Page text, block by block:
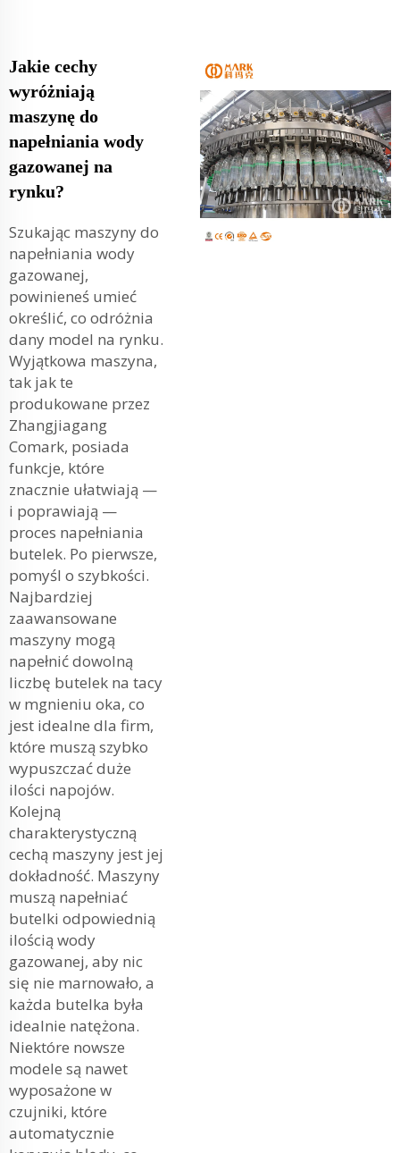
Jakie cechy
wyróżniają
maszynę do
napełniania wody
gazowanej na
rynku?
Szukając maszyny do
napełniania wody
gazowanej,
powinieneś umieć
określić, co odróżnia
dany model na rynku.
Wyjątkowa maszyna,
tak jak te
produkowane przez
Zhangjiagang
Comark, posiada
funkcje, które
znacznie ułatwiają —
i poprawiają —
proces napełniania
butelek. Po pierwsze,
pomyśl o szybkości.
Najbardziej
zaawansowane
maszyny mogą
napełnić dowolną
liczbę butelek na tacy
w mgnieniu oka, co
jest idealne dla firm,
które muszą szybko
wypuszczać duże
ilości napojów.
Kolejną
charakterystyczną
cechą maszyny jest jej
dokładność. Maszyny
muszą napełniać
butelki odpowiednią
ilością wody
gazowanej, aby nic
się nie marnowało, a
każda butelka była
idealnie natężona.
Niektóre nowsze
modele są nawet
wyposażone w
czujniki, które
automatycznie